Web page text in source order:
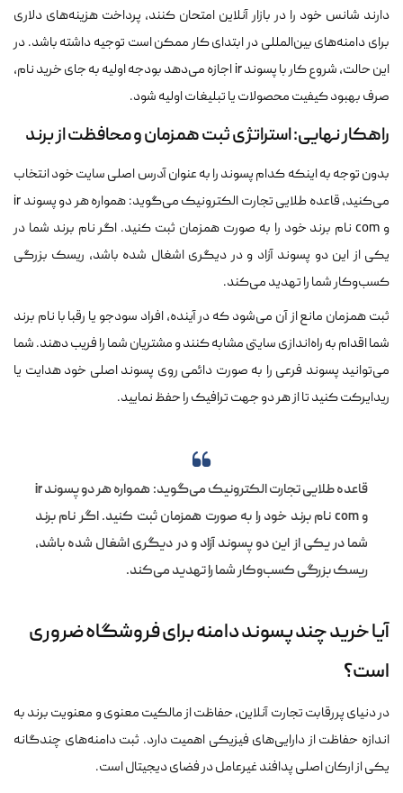
دارند شانس خود را در بازار آنلاین امتحان کنند، پرداخت هزینه‌های دلاری
برای دامنه‌های بین‌المللی در ابتدای کار ممکن است توجیه داشته باشد. در
این حالت، شروع کار با پسوند ir اجازه می‌دهد بودجه اولیه به جای خرید نام،
صرف بهبود کیفیت محصولات یا تبلیغات اولیه شود.
راهکار نهایی: استراتژی ثبت همزمان و محافظت از برند
بدون توجه به اینکه کدام پسوند را به عنوان آدرس اصلی سایت خود انتخاب
می‌کنید، قاعده طلایی تجارت الکترونیک می‌گوید: همواره هر دو پسوند ir
و com نام برند خود را به صورت همزمان ثبت کنید. اگر نام برند شما در
یکی از این دو پسوند آزاد و در دیگری اشغال شده باشد، ریسک بزرگی
کسب‌وکار شما را تهدید می‌کند.
ثبت همزمان مانع از آن می‌شود که در آینده، افراد سودجو یا رقبا با نام برند
شما اقدام به راه‌اندازی سایتی مشابه کنند و مشتریان شما را فریب دهند. شما
می‌توانید پسوند فرعی را به صورت دائمی روی پسوند اصلی خود هدایت یا
ریدایرکت کنید تا از هر دو جهت ترافیک را حفظ نمایید.
قاعده طلایی تجارت الکترونیک می‌گوید: همواره هر دو پسوند ir
و com نام برند خود را به صورت همزمان ثبت کنید. اگر نام برند
شما در یکی از این دو پسوند آزاد و در دیگری اشغال شده باشد،
ریسک بزرگی کسب‌وکار شما را تهدید می‌کند.
آیا خرید چند پسوند دامنه برای فروشگاه ضروری
است؟
در دنیای پررقابت تجارت آنلاین، حفاظت از مالکیت معنوی و معنویت برند به
اندازه حفاظت از دارایی‌های فیزیکی اهمیت دارد. ثبت دامنه‌های چندگانه
یکی از ارکان اصلی پدافند غیرعامل در فضای دیجیتال است.